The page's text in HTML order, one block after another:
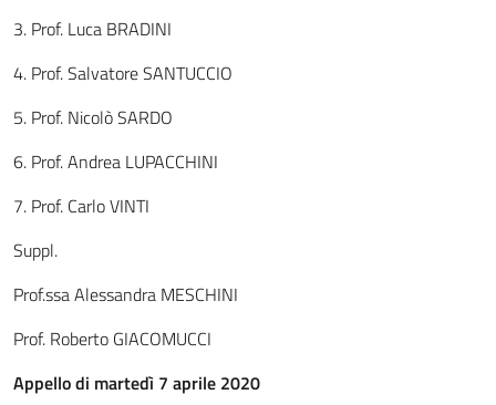
3. Prof. Luca BRADINI
4. Prof. Salvatore SANTUCCIO
5. Prof. Nicolò SARDO
6. Prof. Andrea LUPACCHINI
7. Prof. Carlo VINTI
Suppl.
Prof.ssa Alessandra MESCHINI
Prof. Roberto GIACOMUCCI
Appello di martedì 7 aprile 2020